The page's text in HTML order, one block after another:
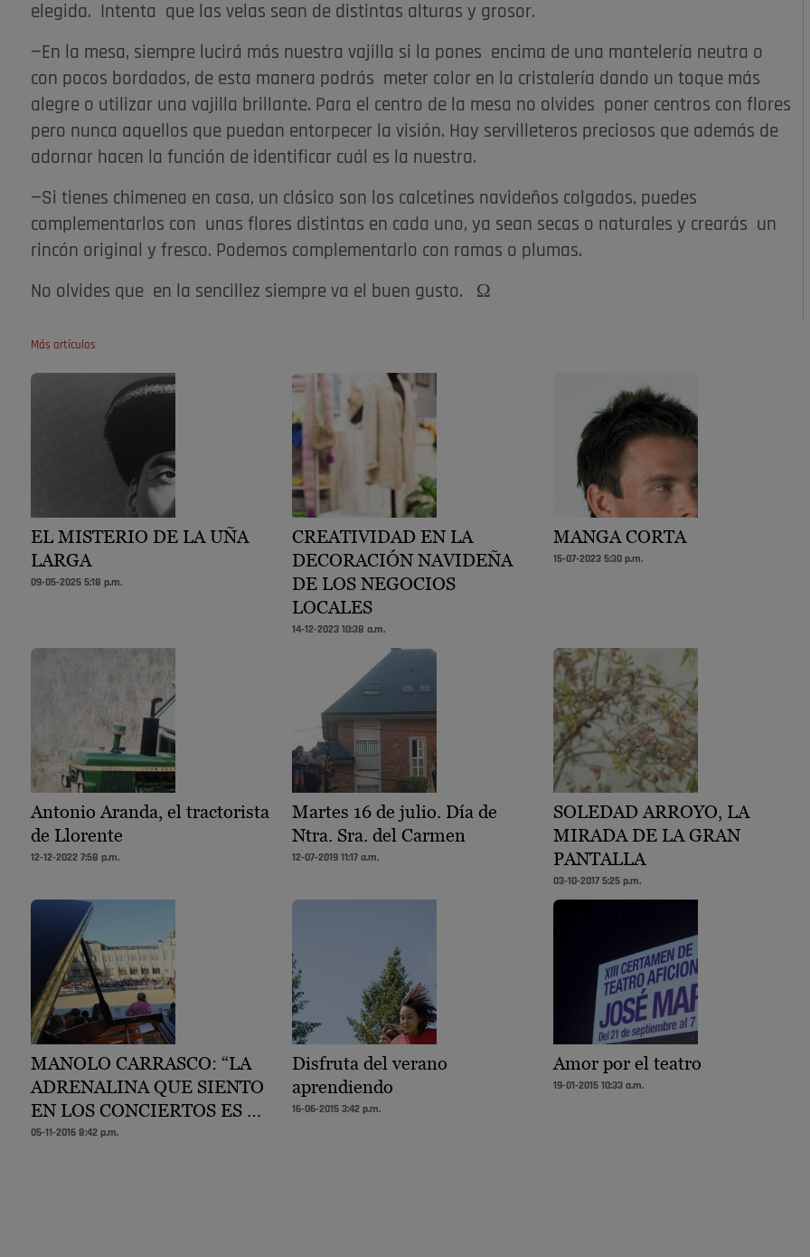
elegida. Intenta que las velas sean de distintas alturas y grosor.
—En la mesa, siempre lucirá más nuestra vajilla si la pones encima de una mantelería neutra o
con pocos bordados, de esta manera podrás meter color en la cristalería dando un toque más
alegre o utilizar una vajilla brillante. Para el centro de la mesa no olvides poner centros con flores
pero nunca aquellos que puedan entorpecer la visión. Hay servilleteros preciosos que además de
adornar hacen la función de identificar cuál es la nuestra.
—Si tienes chimenea en casa, un clásico son los calcetines navideños colgados, puedes
complementarlos con unas flores distintas en cada uno, ya sean secas o naturales y crearás un
rincón original y fresco. Podemos complementarlo con ramas o plumas.
No olvides que en la sencillez siempre va el buen gusto. Ω
Más artículos
EL MISTERIO DE LA UÑA
LARGA
09-05-2025 5:18 p.m.
CREATIVIDAD EN LA
DECORACIÓN NAVIDEÑA
DE LOS NEGOCIOS
LOCALES
14-12-2023 10:38 a.m.
MANGA CORTA
15-07-2023 5:30 p.m.
Antonio Aranda, el tractorista
de Llorente
12-12-2022 7:58 p.m.
Martes 16 de julio. Día de
Ntra. Sra. del Carmen
12-07-2019 11:17 a.m.
SOLEDAD ARROYO, LA
MIRADA DE LA GRAN
PANTALLA
03-10-2017 5:25 p.m.
MANOLO CARRASCO: “LA
ADRENALINA QUE SIENTO
EN LOS CONCIERTOS ES …
05-11-2016 8:42 p.m.
Disfruta del verano
aprendiendo
16-06-2015 3:42 p.m.
Amor por el teatro
19-01-2015 10:33 a.m.